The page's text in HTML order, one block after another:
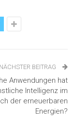
NÄCHSTER BEITRAG
Anwendungen hat
Intelligenz im
der erneuerbaren
Energien?